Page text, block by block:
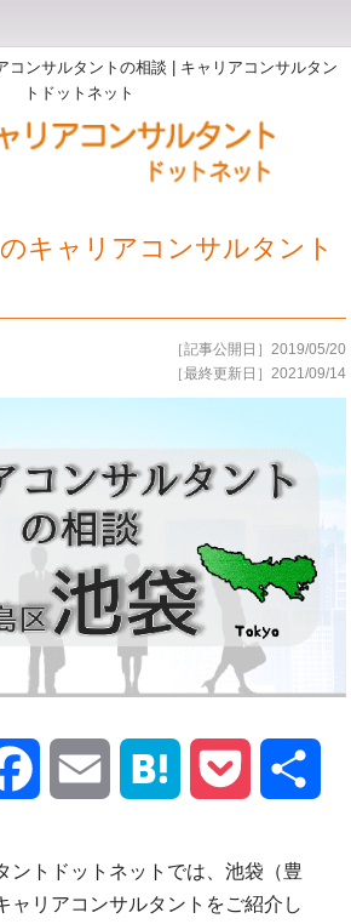
コンサルタントの相談 | キャリアコンサルタン
トドットネット
キャリアコンサルタント
［記事公開日］2019/05/20
［最終更新日］2021/09/14
Facebook Email Hatena Pocket
ントドットネットでは、池袋（豊
ャリアコンサルタントをご紹介し